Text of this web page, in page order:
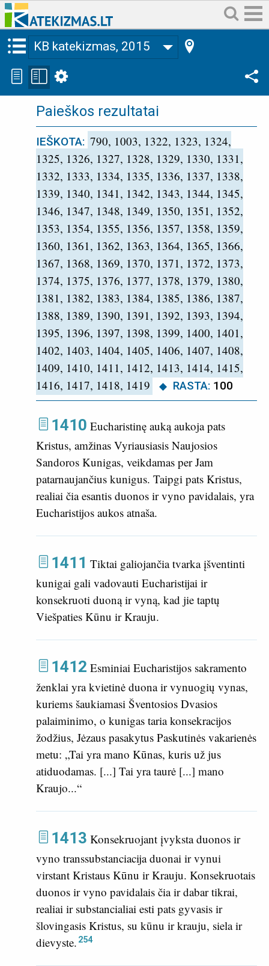
KB katekizmas, 2015
Paieškos rezultatai
IEŠKOTA: 790, 1003, 1322, 1323, 1324,
1325, 1326, 1327, 1328, 1329, 1330, 1331,
1332, 1333, 1334, 1335, 1336, 1337, 1338,
1339, 1340, 1341, 1342, 1343, 1344, 1345,
1346, 1347, 1348, 1349, 1350, 1351, 1352,
1353, 1354, 1355, 1356, 1357, 1358, 1359,
1360, 1361, 1362, 1363, 1364, 1365, 1366,
1367, 1368, 1369, 1370, 1371, 1372, 1373,
1374, 1375, 1376, 1377, 1378, 1379, 1380,
1381, 1382, 1383, 1384, 1385, 1386, 1387,
1388, 1389, 1390, 1391, 1392, 1393, 1394,
1395, 1396, 1397, 1398, 1399, 1400, 1401,
1402, 1403, 1404, 1405, 1406, 1407, 1408,
1409, 1410, 1411, 1412, 1413, 1414, 1415,
1416, 1417, 1418, 1419
RASTA: 100
1410 Eucharistinę auką aukoja pats
Kristus, amžinas Vyriausiasis Naujosios
Sandoros Kunigas, veikdamas per Jam
patarnaujančius kunigus. Taipgi pats Kristus,
realiai čia esantis duonos ir vyno pavidalais, yra
Eucharistijos aukos atnaša.
1411 Tiktai galiojančia tvarka įšventinti
kunigai gali vadovauti Eucharistijai ir
konsekruoti duoną ir vyną, kad jie taptų
Viešpaties Kūnu ir Krauju.
1412 Esminiai Eucharistijos sakramento
ženklai yra kvietinė duona ir vynuogių vynas,
kuriems šaukiamasi Šventosios Dvasios
palaiminimo, o kunigas taria konsekracijos
žodžius, Jėzaus pasakytus Paskutinės vakarienės
metu: „Tai yra mano Kūnas, kuris už jus
atiduodamas. [...] Tai yra taurė [...] mano
Kraujo...“
1413 Konsekruojant įvyksta duonos ir
vyno transsubstanciacija duonai ir vynui
virstant Kristaus Kūnu ir Krauju. Konsekruotais
duonos ir vyno pavidalais čia ir dabar tikrai,
realiai ir substancialiai esti pats gyvasis ir
šlovingasis Kristus, su kūnu ir krauju, siela ir
dievyste. 254